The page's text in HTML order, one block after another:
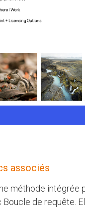
associés
méthode
Boucle de requête.